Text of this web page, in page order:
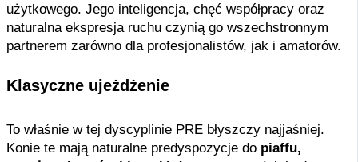
użytkowego. Jego inteligencja, chęć współpracy oraz
naturalna ekspresja ruchu czynią go wszechstronnym
partnerem zarówno dla profesjonalistów, jak i amatorów.
Klasyczne ujeżdżenie
To właśnie w tej dyscyplinie PRE błyszczy najjaśniej.
Konie te mają naturalne predyspozycje do piaffu,